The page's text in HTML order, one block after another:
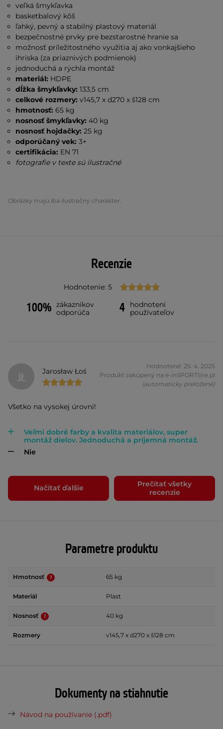
veľká šmykľavka
basketbalový kôš
ľahký, pevný a stabilný plastový materiál
bezpečnostné prvky pre bezstarostné hranie sa
možnosť príležitostného využitia aj ako vonkajšieho
ihriska (za priaznivých podmienok)
jednoduchá a rýchla montáž
materiál: HDPE
dĺžka šmykľavky: 133,5 cm
celkové rozmery: v145,7 x d270 x š128 cm
hmotnosť: 65 kg
nosnosť šmykľavky: 40 kg
nosnosť hojdačky: 25 kg
odporúčaný vek: 3+
certifikácia: EN 71
fotografie v texte sú ilustračné
Obrázky majú iba ilustračný charakter.
Recenzie
Hodnotenie: 5
100% zákazníkov
odporúča
4
hodnotení
používateľov
JŁ Jarosław Łoś
Hodnotené: 25. 4. 2025
Produkt zakúpený na e-inSPORTline.pl
(automaticky preložené)
Všetko na vysokej úrovni!
Veľmi dobré farby a kvalita materiálov, super
montáž dielov. Jednoduchá a príjemná montáž.
Nie
Načítať ďalšie
Prečítať všetky
recenzie
Parametre produktu
Hmotnosť 65 kg
Materiál Plast
Nosnosť 40 kg
Rozmery v145,7 x d270 x š128 cm
Dokumenty na stiahnutie
Návod na používanie (.pdf)